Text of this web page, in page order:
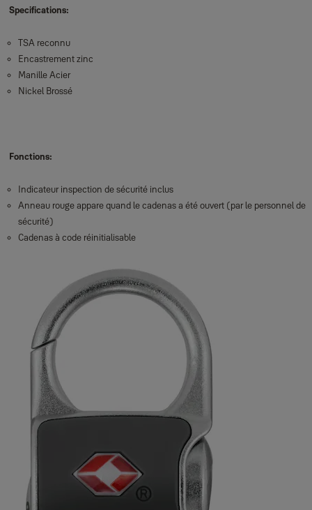
Specifications:
TSA reconnu
Encastrement zinc
Manille Acier
Nickel Brossé
Fonctions:
Indicateur inspection de sécurité inclus
Anneau rouge appare quand le cadenas a été ouvert (par le personnel de
sécurité)
Cadenas à code réinitialisable